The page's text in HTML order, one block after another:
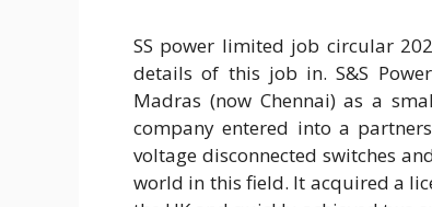
SS power limited job circular
details of this job in. S&S
Madras (now Chennai) as a
company entered into a
voltage disconnected switches
world in this field. It acquired a